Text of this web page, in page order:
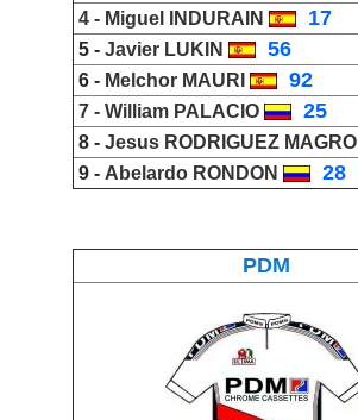
4 - Miguel INDURAIN 17
5 - Javier LUKIN 56
6 - Melchor MAURI 92
7 - William PALACIO 25
8 - Jesus RODRIGUEZ MAGRO
9 - Abelardo RONDON 28
PDM